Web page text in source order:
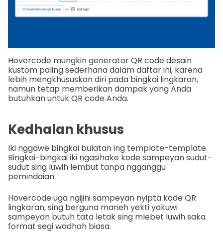
Hovercode mungkin generator QR code desain
kustom paling sederhana dalam daftar ini, karena
lebih mengkhususkan diri pada bingkai lingkaran,
namun tetap memberikan dampak yang Anda
butuhkan untuk QR code Anda.
Kedhalan khusus
Iki nggawe bingkai bulatan ing template-template.
Bingkai-bingkai iki ngasihake kode sampeyan sudut-
sudut sing luwih lembut tanpa ngganggu
pemindaian.
Hovercode uga ngijini sampeyan nyipta kode QR
lingkaran, sing berguna maneh yekti yakuwi
sampeyan butuh tata letak sing mlebet luwih saka
format segi wadhah biasa.